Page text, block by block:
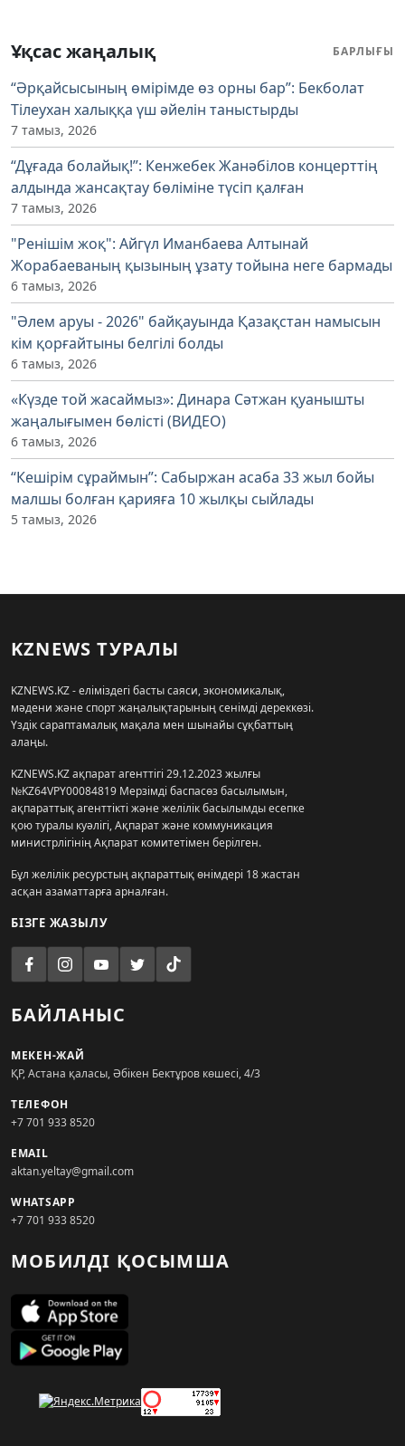
Ұқсас жаңалық БАРЛЫҒЫ
“Әрқайсысының өмірімде өз орны бар”: Бекболат
Тілеухан халыққа үш әйелін таныстырды
7 тамыз, 2026
“Дұғада болайық!”: Кенжебек Жанәбілов концерттің
алдында жансақтау бөліміне түсіп қалған
7 тамыз, 2026
"Ренішім жоқ": Айгүл Иманбаева Алтынай
Жорабаеваның қызының ұзату тойына неге бармады
6 тамыз, 2026
"Әлем аруы - 2026" байқауында Қазақстан намысын
кім қорғайтыны белгілі болды
6 тамыз, 2026
«Күзде той жасаймыз»: Динара Сәтжан қуанышты
жаңалығымен бөлісті (ВИДЕО)
6 тамыз, 2026
“Кешірім сұраймын”: Сабыржан асаба 33 жыл бойы
малшы болған қарияға 10 жылқы сыйлады
5 тамыз, 2026
KZNEWS ТУРАЛЫ
KZNEWS.KZ - еліміздегі басты саяси, экономикалық,
мәдени және спорт жаңалықтарының сенімді дереккөзі.
Үздік сараптамалық мақала мен шынайы сұқбаттың
алаңы.
KZNEWS.KZ ақпарат агенттігі 29.12.2023 жылғы
№KZ64VPY00084819 Мерзімді баспасөз басылымын,
ақпараттық агенттікті және желілік басылымды есепке
қою туралы куәлігі, Ақпарат және коммуникация
министрлігінің Ақпарат комитетімен берілген.
Бұл желілік ресурстың ақпараттық өнімдері 18 жастан
асқан азаматтарға арналған.
БІЗГЕ ЖАЗЫЛУ
БАЙЛАНЫС
МЕКЕН-ЖАЙ
ҚР, Астана қаласы, Әбікен Бектұров көшесі, 4/3
ТЕЛЕФОН
+7 701 933 8520
EMAIL
aktan.yeltay@gmail.com
WHATSAPP
+7 701 933 8520
МОБИЛДІ ҚОСЫМША